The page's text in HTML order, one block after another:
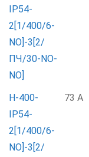
IP54-
2[1/400/6-
NO]-3[2/
ПЧ/30-NO-
NO]
Н-400-
IP54-
2[1/400/6-
NO]-3[2/
73 А